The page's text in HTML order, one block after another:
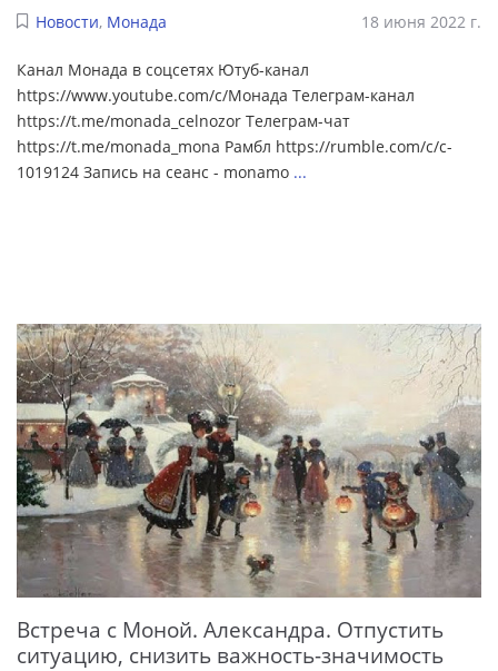
Новости, Монада 18 июня 2022 г.
Канал Монада в соцсетях Ютуб-канал
https://www.youtube.com/c/Монада Телеграм-канал
https://t.me/monada_celnozor Телеграм-чат
https://t.me/monada_mona Рамбл https://rumble.com/c/c-
1019124 Запись на сеанс - monamo ...
Встреча с Моной. Александра. Отпустить
ситуацию, снизить важность-значимость